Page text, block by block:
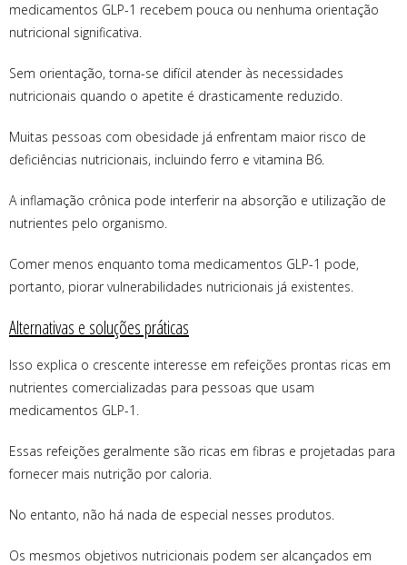
medicamentos GLP-1 recebem pouca ou nenhuma orientação
nutricional significativa.
Sem orientação, torna-se difícil atender às necessidades
nutricionais quando o apetite é drasticamente reduzido.
Muitas pessoas com obesidade já enfrentam maior risco de
deficiências nutricionais, incluindo ferro e vitamina B6.
A inflamação crônica pode interferir na absorção e utilização de
nutrientes pelo organismo.
Comer menos enquanto toma medicamentos GLP-1 pode,
portanto, piorar vulnerabilidades nutricionais já existentes.
Alternativas e soluções práticas
Isso explica o crescente interesse em refeições prontas ricas em
nutrientes comercializadas para pessoas que usam
medicamentos GLP-1.
Essas refeições geralmente são ricas em fibras e projetadas para
fornecer mais nutrição por caloria.
No entanto, não há nada de especial nesses produtos.
Os mesmos objetivos nutricionais podem ser alcançados em